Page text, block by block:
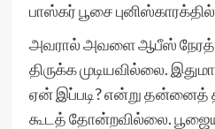
பாஸ்கர் பூசை புனிஸ்காரக்தில்
அவரால் அவளை ஆபீஸ்
திருக்க முடியவில்லை.
ஏன் இப்படி? என்று
கூடத் தோன்றவில்லை.